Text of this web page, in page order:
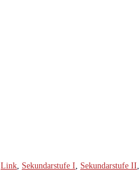
Link Sekundarstufe I Sekundarstufe II